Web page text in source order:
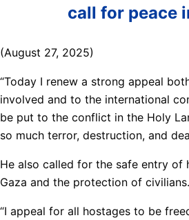
call for peace
(August 27, 2025)
“Today I renew a strong appeal
involved and to the international
be put to the conflict in the Holy
so much terror, destruction, and
He also called for the safe entry of
Gaza and the protection of civilians.
“I appeal for all hostages to be